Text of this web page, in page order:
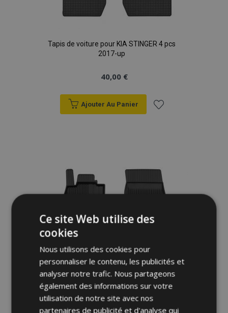
Tapis de voiture pour KIA STINGER 4 pcs
2017-up
40,00 €
Ajouter Au Panier
d'achats
Ce site Web utilise des
cookies
Nous utilisons des cookies pour
personnaliser le contenu, les publicités et
analyser notre trafic. Nous partageons
également des informations sur votre
utilisation de notre site avec nos
partenaires de publicité et d'analyse qui